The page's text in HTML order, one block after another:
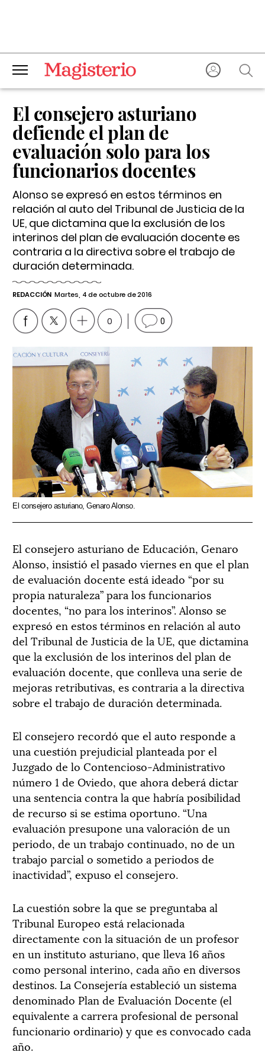
El consejero asturiano
defiende el plan de
evaluación solo para los
funcionarios docentes
Alonso se expresó en estos términos en
relación al auto del Tribunal de Justicia de la
UE, que dictamina que la exclusión de los
interinos del plan de evaluación docente es
contraria a la directiva sobre el trabajo de
duración determinada.
REDACCIÓN Martes, 4 de octubre de 2016
0 0
El consejero asturiano, Genaro Alonso.
El consejero asturiano de Educación, Genaro
Alonso, insistió el pasado viernes en que el plan
de evaluación docente está ideado “por su
propia naturaleza” para los funcionarios
docentes, “no para los interinos”. Alonso se
expresó en estos términos en relación al auto
del Tribunal de Justicia de la UE, que dictamina
que la exclusión de los interinos del plan de
evaluación docente, que conlleva una serie de
mejoras retributivas, es contraria a la directiva
sobre el trabajo de duración determinada.
El consejero recordó que el auto responde a
una cuestión prejudicial planteada por el
Juzgado de lo Contencioso-Administrativo
número 1 de Oviedo, que ahora deberá dictar
una sentencia contra la que habría posibilidad
de recurso si se estima oportuno. “Una
evaluación presupone una valoración de un
periodo, de un trabajo continuado, no de un
trabajo parcial o sometido a periodos de
inactividad”, expuso el consejero.
La cuestión sobre la que se preguntaba al
Tribunal Europeo está relacionada
directamente con la situación de un profesor
en un instituto asturiano, que lleva 16 años
como personal interino, cada año en diversos
destinos. La Consejería estableció un sistema
denominado Plan de Evaluación Docente (el
equivalente a carrera profesional de personal
funcionario ordinario) y que es convocado cada
año.